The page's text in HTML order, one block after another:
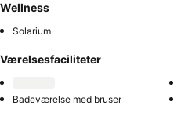
Wellness
Solarium
Værelsesfaciliteter
Badeværelse med bruser